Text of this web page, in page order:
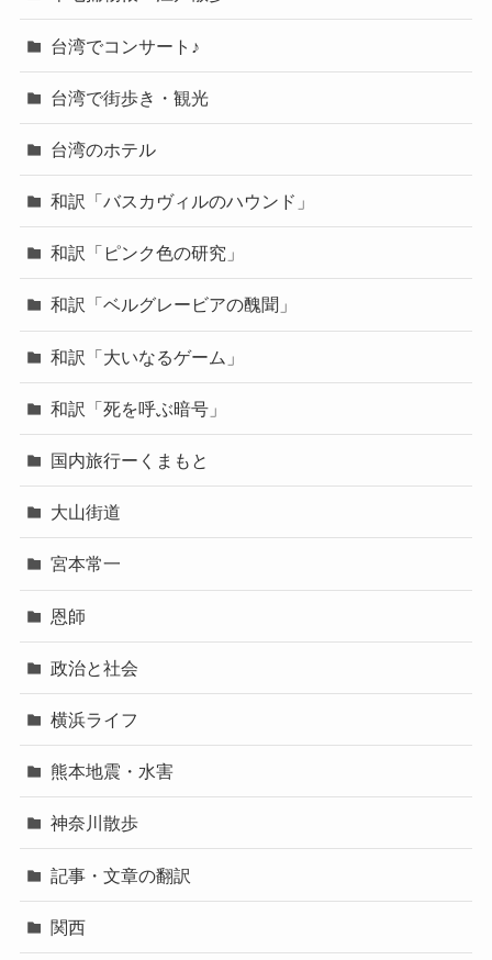
台湾でコンサート♪
台湾で街歩き・観光
台湾のホテル
和訳「バスカヴィルのハウンド」
和訳「ピンク色の研究」
和訳「ベルグレービアの醜聞」
和訳「大いなるゲーム」
和訳「死を呼ぶ暗号」
国内旅行ーくまもと
大山街道
宮本常一
恩師
政治と社会
横浜ライフ
熊本地震・水害
神奈川散歩
記事・文章の翻訳
関西